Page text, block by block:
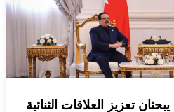
تعزيز العلاقات الثنائية